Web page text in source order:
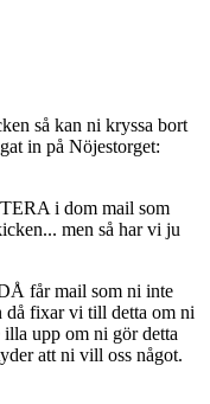
så kan ni kryssa bort
in på Nöjestorget:
i dom mail som
men så har vi ju
får mail som ni inte
fixar vi till detta om ni
illa upp om ni gör detta
att ni vill oss något.